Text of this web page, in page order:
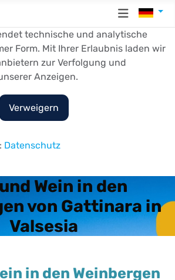
technische und analytische
Form. Mit Ihrer Erlaubnis laden wir
zur Verfolgung und
Anzeigen.
Verweigern
Datenschutz
Wein in den
von Gattinara in
Valsesia
in den Weinbergen